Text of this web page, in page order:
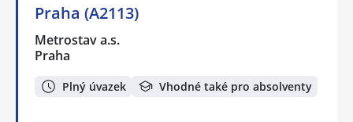
Praha (A2113)
Metrostav a.s.
Praha
Plný úvazek Vhodné také pro absolventy